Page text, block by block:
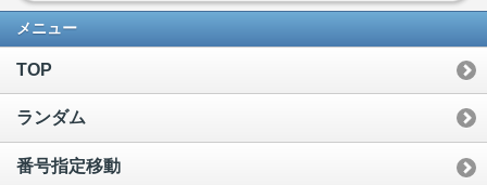
メニュー
TOP
ランダム
番号指定移動